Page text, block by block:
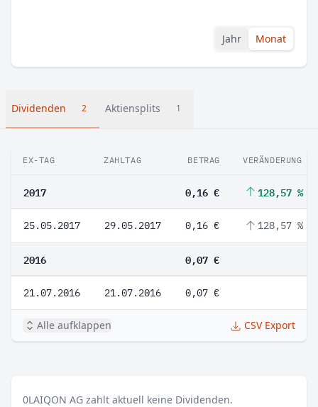
Jahr Monat
Dividenden 2 Aktiensplits 1
EX-TAG ZAHLTAG BETRAG VERÄNDERUNG
2017 0,16 € 128,57 %
25.05.2017 29.05.2017 0,16 € 128,57 %
2016 0,07 €
21.07.2016 21.07.2016 0,07 €
Alle aufklappen CSV Export
0LAIQON AG zahlt aktuell keine Dividenden.